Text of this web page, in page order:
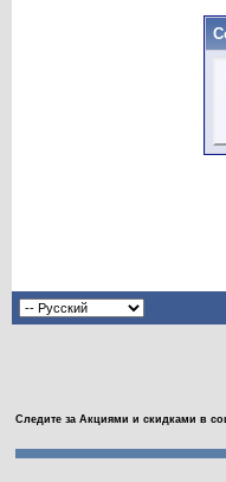
Следите за Акциями и скидками в